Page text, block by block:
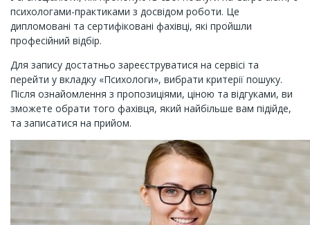
психологами-практиками з досвідом роботи. Це
дипломовані та сертифіковані фахівці, які пройшли
професійний відбір.
Для запису достатньо зареєструватися на сервісі та
перейти у вкладку «Психологи», вибрати критерії пошуку.
Після ознайомлення з пропозиціями, ціною та відгуками, ви
зможете обрати того фахівця, який найбільше вам підійде,
та записатися на прийом.